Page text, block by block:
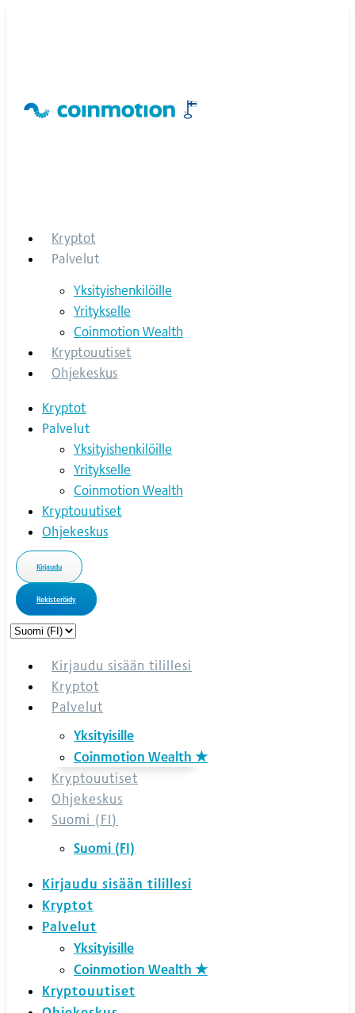
Kryptot
Palvelut
Yksityishenkilöille
Yritykselle
Coinmotion Wealth
Kryptouutiset
Ohjekeskus
Kryptot
Palvelut
Yksityishenkilöille
Yritykselle
Coinmotion Wealth
Kryptouutiset
Ohjekeskus
Kirjaudu
Rekisteröidy
Choose
languageKirjaudu sisään tilillesi
Kryptot
Palvelut
Yksityisille
Coinmotion Wealth ★
Kryptouutiset
Ohjekeskus
Suomi (FI)
Suomi (FI)
Kirjaudu sisään tilillesi
Kryptot
Palvelut
Yksityisille
Coinmotion Wealth ★
Kryptouutiset